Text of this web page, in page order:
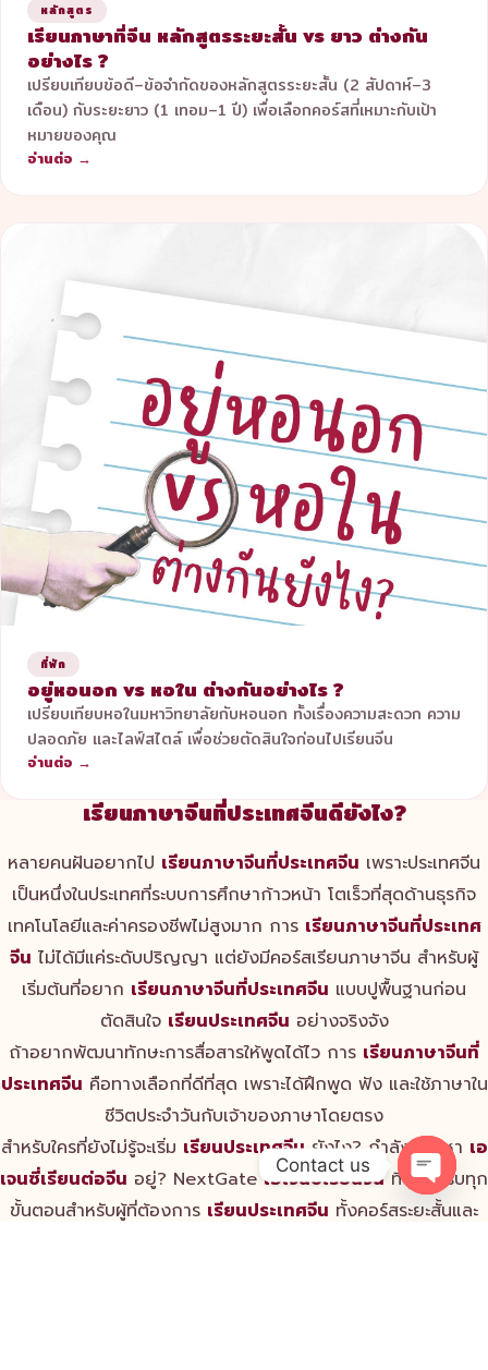
หลักสูตร
เรียนภาษาที่จีน หลักสูตรระยะสั้น vs ยาว ต่างกัน
อย่างไร ?
เปรียบเทียบข้อดี–ข้อจำกัดของหลักสูตรระยะสั้น (2 สัปดาห์–3
เดือน) กับระยะยาว (1 เทอม–1 ปี) เพื่อเลือกคอร์สที่เหมาะกับเป้า
หมายของคุณ
อ่านต่อ →
ที่พัก
อยู่หอนอก vs หอใน ต่างกันอย่างไร ?
เปรียบเทียบหอในมหาวิทยาลัยกับหอนอก ทั้งเรื่องความสะดวก ความ
ปลอดภัย และไลฟ์สไตล์ เพื่อช่วยตัดสินใจก่อนไปเรียนจีน
อ่านต่อ →
เรียนภาษาจีนที่ประเทศจีนดียังไง?
หลายคนฝันอยากไป เรียนภาษาจีนที่ประเทศจีน เพราะประเทศจีน
เป็นหนึ่งในประเทศที่ระบบการศึกษาก้าวหน้า โตเร็วที่สุดด้านธุรกิจ
เทคโนโลยีและค่าครองชีพไม่สูงมาก การ เรียนภาษาจีนที่ประเทศ
จีน ไม่ได้มีแค่ระดับปริญญา แต่ยังมีคอร์สเรียนภาษาจีน สำหรับผู้
เริ่มต้นที่อยาก เรียนภาษาจีนที่ประเทศจีน แบบปูพื้นฐานก่อน
ตัดสินใจ เรียนประเทศจีน อย่างจริงจัง
ถ้าอยากพัฒนาทักษะการสื่อสารให้พูดได้ไว การ เรียนภาษาจีนที่
ประเทศจีน คือทางเลือกที่ดีที่สุด เพราะได้ฝึกพูด ฟัง และใช้ภาษาใน
ชีวิตประจำวันกับเจ้าของภาษาโดยตรง
สำหรับใครที่ยังไม่รู้จะเริ่ม เรียนประเทศจีน ยังไง? กำลังมองหา เอ
เจนซี่เรียนต่อจีน อยู่? NextGateเอเจนซี่เรียนจีนที่ดูแลครบทุก
ขั้นตอนสำหรับผู้ที่ต้องการ เรียนประเทศจีน ทั้งคอร์สระยะสั้นและ
Contact us
Open